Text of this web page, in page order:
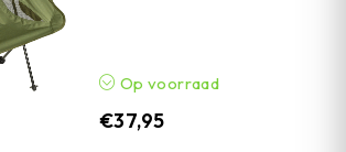
Op voorraad
€37,95